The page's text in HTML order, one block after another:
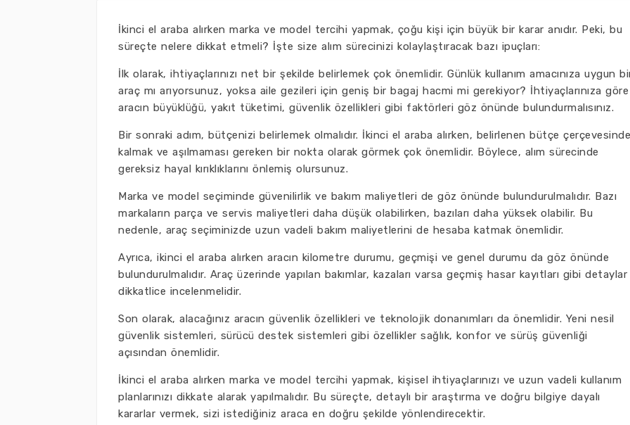
İkinci el araba alırken marka ve model tercihi yapmak, çoğu kişi için büyük bir karar anıdır. Peki, bu
süreçte nelere dikkat etmeli? İşte size alım sürecinizi kolaylaştıracak bazı ipuçları:
İlk olarak, ihtiyaçlarınızı net bir şekilde belirlemek çok önemlidir. Günlük kullanım amacınıza uygun
araç mı arıyorsunuz, yoksa aile gezileri için geniş bir bagaj hacmi mi gerekiyor? İhtiyaçlarınıza göre
aracın büyüklüğü, yakıt tüketimi, güvenlik özellikleri gibi faktörleri göz önünde bulundurmalısınız.
Bir sonraki adım, bütçenizi belirlemek olmalıdır. İkinci el araba alırken, belirlenen bütçe çerçevesinde
kalmak ve aşılmaması gereken bir nokta olarak görmek çok önemlidir. Böylece, alım sürecinde
gereksiz hayal kırıklıklarını önlemiş olursunuz.
Marka ve model seçiminde güvenilirlik ve bakım maliyetleri de göz önünde bulundurulmalıdır. Bazı
markaların parça ve servis maliyetleri daha düşük olabilirken, bazıları daha yüksek olabilir. Bu
nedenle, araç seçiminizde uzun vadeli bakım maliyetlerini de hesaba katmak önemlidir.
Ayrıca, ikinci el araba alırken aracın kilometre durumu, geçmişi ve genel durumu da göz önünde
bulundurulmalıdır. Araç üzerinde yapılan bakımlar, kazaları varsa geçmiş hasar kayıtları gibi detaylar
dikkatlice incelenmelidir.
Son olarak, alacağınız aracın güvenlik özellikleri ve teknolojik donanımları da önemlidir. Yeni nesil
güvenlik sistemleri, sürücü destek sistemleri gibi özellikler sağlık, konfor ve sürüş güvenliği
açısından önemlidir.
İkinci el araba alırken marka ve model tercihi yapmak, kişisel ihtiyaçlarınızı ve uzun vadeli kullanım
planlarınızı dikkate alarak yapılmalıdır. Bu süreçte, detaylı bir araştırma ve doğru bilgiye dayalı
kararlar vermek, sizi istediğiniz araca en doğru şekilde yönlendirecektir.